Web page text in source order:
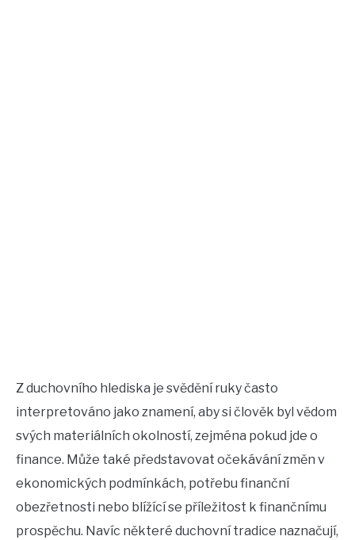
Z duchovního hlediska je svědění ruky často
interpretováno jako znamení, aby si člověk byl vědom
svých materiálních okolností, zejména pokud jde o
finance. Může také představovat očekávání změn v
ekonomických podmínkách, potřebu finanční
obezřetnosti nebo blížící se příležitost k finančnímu
prospěchu. Navíc některé duchovní tradice naznačují,